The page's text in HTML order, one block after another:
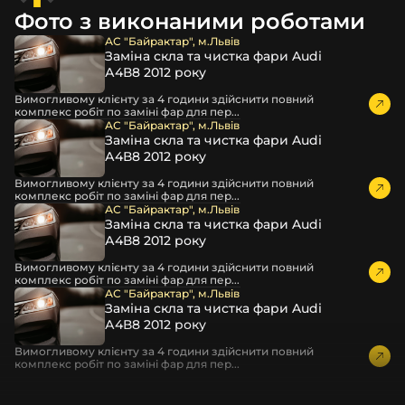
захисної стрейч-плівки, потім у додаткову плівку з
повітрям – і все це повноцінно захищає скло фари під
час перевезення та цілком прибирає вірогідність
пошкодження товару внаслідок механічних впливів під
час транспортування поштою.
Детальніше про доставку…
Комплектація товару виробника та зовнішній вигляд
товару можуть відрізнятися від фотографій,
представлених на сайті.
Якщо ви шукаєте такі послуги, як заміна скла фари,
розпакування та перепакування фар, відновлення та
ремонт фар, заміна лінз Xenon LED BI-LED, ремонт скла,
корпусу та кріплення фари, налаштування світла,
коригування, діагностика та полірування фари, наші
партнерські сервіси готові надати допомогу по всій
Україні.
Ми опанували мистецтво автосвітла, і це підтвердять
тисячі задоволених клієнтів. Розмаїття вибору, постійна
наявність на складі, свіжі поступлення, доступна ціна,
Фото з виконаними роботами
АС "Байрактар", м.Львів
Заміна скла та чистка фари Audi
А4В8 2012 року
Вимогливому клієнту за 4 години здійснити повний
комплекс робіт по заміні фар для пер...
АС "Байрактар", м.Львів
Заміна скла та чистка фари Audi
А4В8 2012 року
Вимогливому клієнту за 4 години здійснити повний
комплекс робіт по заміні фар для пер...
АС "Байрактар", м.Львів
Заміна скла та чистка фари Audi
А4В8 2012 року
Вимогливому клієнту за 4 години здійснити повний
комплекс робіт по заміні фар для пер...
АС "Байрактар", м.Львів
Заміна скла та чистка фари Audi
А4В8 2012 року
Вимогливому клієнту за 4 години здійснити повний
комплекс робіт по заміні фар для пер...